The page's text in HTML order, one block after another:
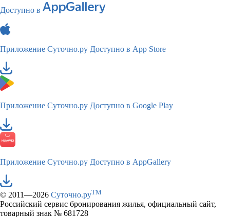
Доступно в
Приложение Суточно.ру Доступно в App Store
Приложение Суточно.ру Доступно в Google Play
Приложение Суточно.ру Доступно в AppGallery
© 2011—2026 Суточно.руTM
Российский сервис бронирования жилья, официальный сайт,
товарный знак № 681728